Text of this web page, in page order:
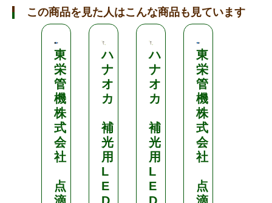
この商品を見た人はこんな商品も見ています
東
栄
管
機
株
式
会
社
点
ハ
ナ
オ
カ
補
光
用
L
E
ハ
ナ
オ
カ
補
光
用
L
E
東
栄
管
機
株
式
会
社
点